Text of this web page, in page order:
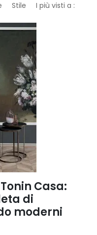
Stile I più visti a :
Casa:
di
moderni